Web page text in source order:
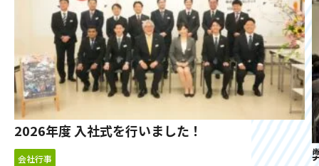
2026年度 入社式を行いました！
会社行事